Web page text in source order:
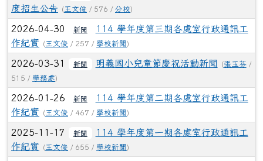
度招生公告
(王文俊 / 576 / 分校)
2026-04-30 新聞
114 學年度第三期各處室行政通訊工
作紀實 (王文俊 / 257 / 學校新聞)
2026-03-31 新聞 明義國小兒童節慶祝活動新聞 (張玉芬/
515 / 學務處)
2026-01-26 新聞
114 學年度第二期各處室行政通訊工
作紀實 (王文俊 / 467 / 學校新聞)
2025-11-17 新聞
114 學年度第一期各處室行政通訊工
作紀實 (王文俊 / 655 / 學校新聞)